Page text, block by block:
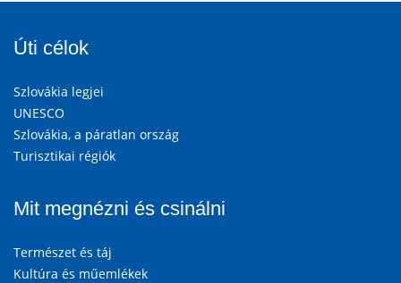
Úti célok
Szlovákia legjei
UNESCO
Szlovákia, a páratlan ország
Turisztikai régiók
Mit megnézni és csinálni
Természet és táj
Kultúra és műemlékek